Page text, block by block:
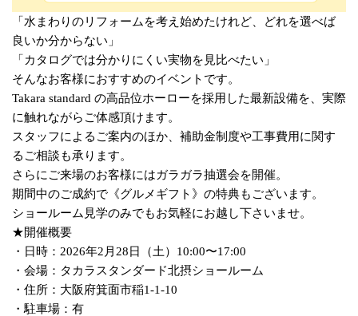
「水まわりのリフォームを考え始めたけれど、どれを選べば
良いか分からない」
「カタログでは分かりにくい実物を見比べたい」
そんなお客様におすすめのイベントです。
Takara standard の高品位ホーローを採用した最新設備を、実際
に触れながらご体感頂けます。
スタッフによるご案内のほか、補助金制度や工事費用に関す
るご相談も承ります。
さらにご来場のお客様にはガラガラ抽選会を開催。
期間中のご成約で《グルメギフト》の特典もございます。
ショールーム見学のみでもお気軽にお越し下さいませ。
★開催概要
・日時：2026年2月28日（土）10:00〜17:00
・会場：タカラスタンダード北摂ショールーム
・住所：大阪府箕面市稲1-1-10
・駐車場：有